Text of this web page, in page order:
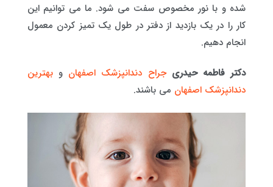
شده و با نور مخصوص سفت می شود. ما می توانیم این
کار را در یک بازدید از دفتر در طول یک تمیز کردن معمول
انجام دهیم.
دکتر فاطمه حیدری جراح دندانپزشک اصفهان و بهترین
دندانپزشک اصفهان می باشند.